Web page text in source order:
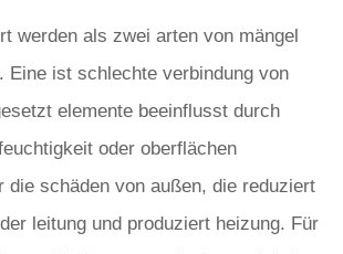
werden als zwei arten von mängel
Eine ist schlechte verbindung von
elemente beeinflusst durch
oder oberflächen
die schäden von außen, die reduziert
leitung und produziert heizung. Für